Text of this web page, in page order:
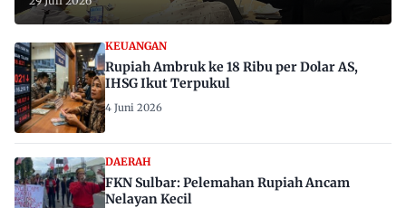
KEUANGAN
Rupiah Ambruk ke 18 Ribu per Dolar AS,
IHSG Ikut Terpukul
4 Juni 2026
DAERAH
FKN Sulbar: Pelemahan Rupiah Ancam
Nelayan Kecil